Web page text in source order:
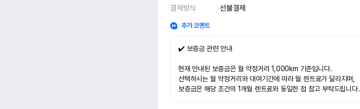
결제방식
선불결제
추가 코멘트
✔️ 보증금 관련 안내
현재 안내된 보증금은 월 약정거리 1,000km 기준입니다.
선택하시는 월 약정거리와 대여기간에 따라 월 렌트료가 달라지며,
보증금은 해당 조건의 1개월 렌트료와 동일한 점 참고 부탁드립니다.